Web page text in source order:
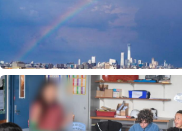
Prof. Syafi’i Antonio bahas penataan jiwa
berbasis Al-Qur’an dan sunnah
Indonesia
Humaniora
Beijing jadi ibu kota arsitektur dunia
UNESCO-UIA 2029. Apa alasannya?